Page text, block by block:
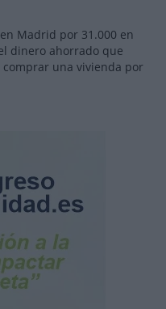
Madrid por 31.000 en
dinero ahorrado que
comprar una vivienda por